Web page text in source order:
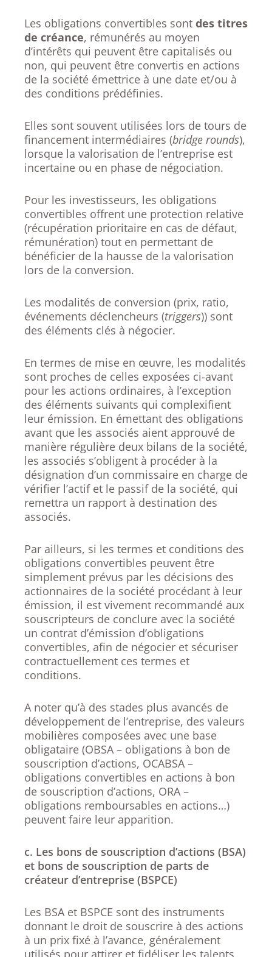
Les obligations convertibles sont des titres
de créance, rémunérés au moyen
d’intérêts qui peuvent être capitalisés ou
non, qui peuvent être convertis en actions
de la société émettrice à une date et/ou à
des conditions prédéfinies.
Elles sont souvent utilisées lors de tours de
financement intermédiaires (bridge rounds),
lorsque la valorisation de l’entreprise est
incertaine ou en phase de négociation.
Pour les investisseurs, les obligations
convertibles offrent une protection relative
(récupération prioritaire en cas de défaut,
rémunération) tout en permettant de
bénéficier de la hausse de la valorisation
lors de la conversion.
Les modalités de conversion (prix, ratio,
événements déclencheurs (triggers)) sont
des éléments clés à négocier.
En termes de mise en œuvre, les modalités
sont proches de celles exposées ci-avant
pour les actions ordinaires, à l’exception
des éléments suivants qui complexifient
leur émission. En émettant des obligations
avant que les associés aient approuvé de
manière régulière deux bilans de la société,
les associés s’obligent à procéder à la
désignation d’un commissaire en charge de
vérifier l’actif et le passif de la société, qui
remettra un rapport à destination des
associés.
Par ailleurs, si les termes et conditions des
obligations convertibles peuvent être
simplement prévus par les décisions des
actionnaires de la société procédant à leur
émission, il est vivement recommandé aux
souscripteurs de conclure avec la société
un contrat d’émission d’obligations
convertibles, afin de négocier et sécuriser
contractuellement ces termes et
conditions.
A noter qu’à des stades plus avancés de
développement de l’entreprise, des valeurs
mobilières composées avec une base
obligataire (OBSA – obligations à bon de
souscription d’actions, OCABSA –
obligations convertibles en actions à bon
de souscription d’actions, ORA –
obligations remboursables en actions…)
peuvent faire leur apparition.
c. Les bons de souscription d’actions (BSA)
et bons de souscription de parts de
créateur d’entreprise (BSPCE)
Les BSA et BSPCE sont des instruments
donnant le droit de souscrire à des actions
à un prix fixé à l’avance, généralement
utilisés pour attirer et fidéliser les talents